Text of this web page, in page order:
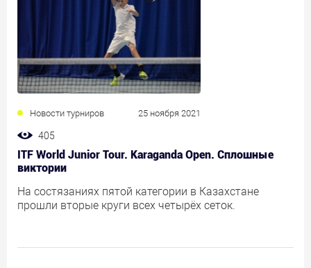
Новости турниров 25 ноября 2021
405
ITF World Junior Tour. Karaganda Open. Сплошные
виктории
На состязаниях пятой категории в Казахстане
прошли вторые круги всех четырёх сеток.